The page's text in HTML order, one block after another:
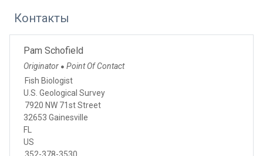
Контакты
Pam Schofield
Originator ● Point Of Contact
Fish Biologist
U.S. Geological Survey
7920 NW 71st Street
32653 Gainesville
FL
US